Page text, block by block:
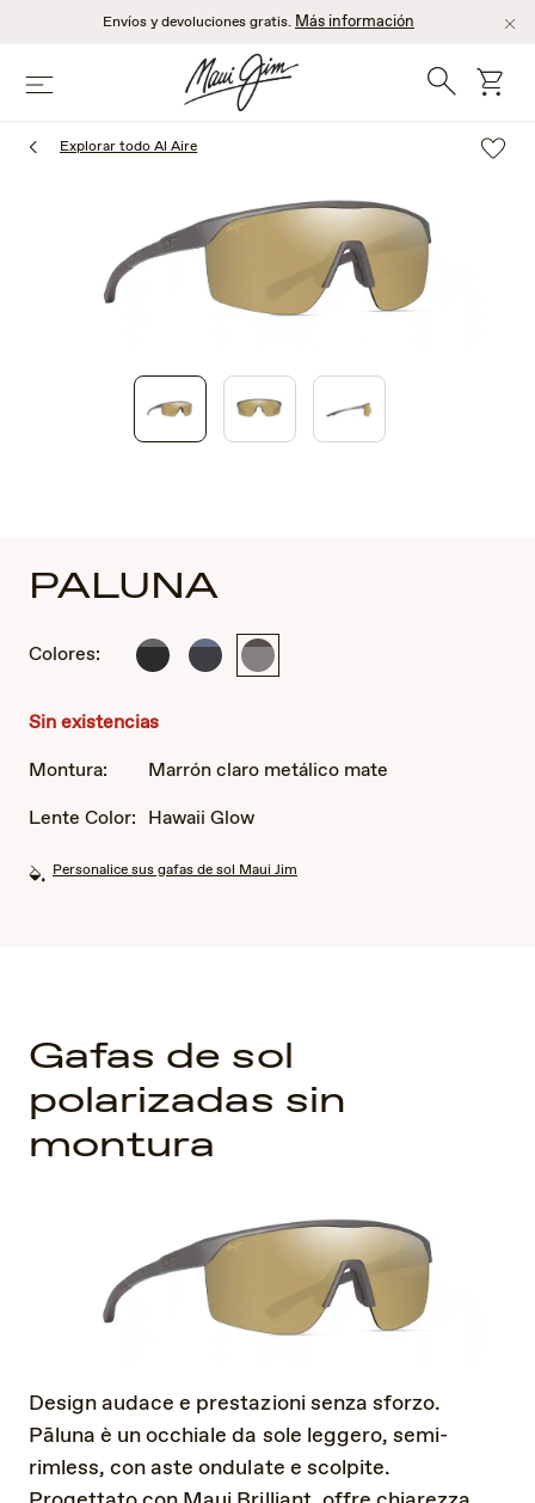
principal
Envíos y devoluciones gratis. Más información
Menú BúsquedaCarro
Explorar todo Al Aire
PALUNA
Colores:
Negro
gris
Negro Marrón
Sin existencias
Montura:
Marrón claro metálico mate
Lente Color: Hawaii Glow
Personalice sus gafas de sol Maui Jim
Gafas de sol
polarizadas sin
montura
Design audace e prestazioni senza sforzo.
Pāluna è un occhiale da sole leggero, semi-
rimless, con aste ondulate e scolpite.